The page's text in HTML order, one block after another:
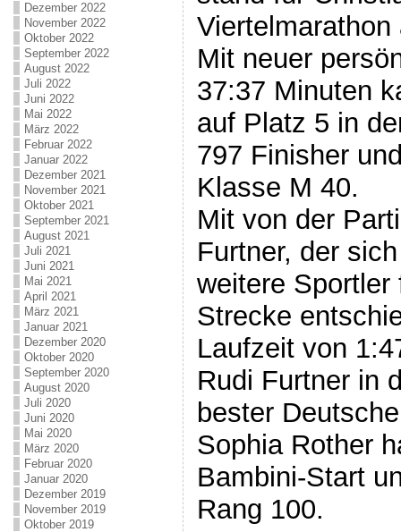
Dezember 2022
November 2022
Oktober 2022
September 2022
August 2022
Juli 2022
Juni 2022
Mai 2022
März 2022
Februar 2022
Januar 2022
Dezember 2021
November 2021
Oktober 2021
September 2021
August 2021
Juli 2021
Juni 2021
Mai 2021
April 2021
März 2021
Januar 2021
Dezember 2020
Oktober 2020
September 2020
August 2020
Juli 2020
Juni 2020
Mai 2020
März 2020
Februar 2020
Januar 2020
Dezember 2019
November 2019
Oktober 2019
Mit neuer
37:37 Minuten
auf Platz 5 in
797 Finisher
Klasse M 40.
Mit von der
Furtner, der
weitere Sportler
Strecke
Laufzeit von
Rudi Furtner in
bester
Sophia Rother
Bambini-Start
Rang 100.